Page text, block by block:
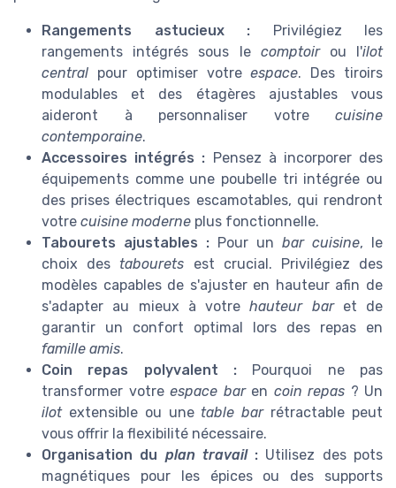
Rangements astucieux : Privilégiez les
rangements intégrés sous le comptoirou l'ilot
central pour optimiser votreespace. Des tiroirs
modulables et des étagères ajustables vous
aideront à personnaliser votre cuisine
contemporaine.
Accessoires intégrés : Pensez à incorporer des
équipements comme une poubelle tri intégrée ou
des prises électriques escamotables, qui rendront
votre cuisine moderne plus fonctionnelle.
Tabourets ajustables : Pour un bar cuisine, le
choix des tabourets est crucial. Privilégiez des
modèles capables de s'ajuster en hauteur afin de
s'adapter au mieux à votrehauteur baret de
garantir un confort optimal lors des repas en
famille amis.
Coin repas polyvalent : Pourquoi ne pas
transformer votre espace baren coin repas ? Un
ilotextensible ou une table barrétractable peut
vous offrir la flexibilité nécessaire.
Organisation du plan travail: Utilisez des pots
magnétiques pour les épices ou des supports